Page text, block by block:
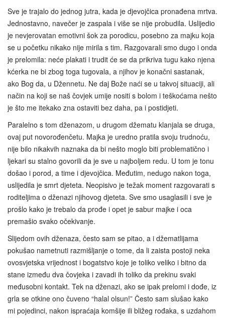
Sve je trajalo do jednog jutra, kada je djevojčica pronađena mrtva.
Jednostavno, navečer je zaspala i više se nije probudila. Uslijedio
je nevjerovatan emotivni šok za porodicu, posebno za majku koja
se u početku nikako nije mirila s tim. Razgovarali smo dugo i onda
je prelomila: neće plakati i trudit će se da prikriva tugu kako njena
kćerka ne bi zbog toga tugovala, a njihov je konačni sastanak,
ako Bog da, u Džennetu. Ne daj Bože naći se u takvoj situaciji, ali
način na koji se naš čovjek umije nositi s bolom i teškoćama nešto
je što me itekako zna ostaviti bez daha, pa i postidjeti.
Paralelno s tom dženazom, u drugom džematu klanjala se druga,
ovaj put novorođenčetu. Majka je uredno pratila svoju trudnoću,
nije bilo nikakvih naznaka da bi nešto moglo biti problematično i
ljekari su stalno govorili da je sve u najboljem redu. U tom je tonu
došao i porod, a time i djevojčica. Međutim, nedugo nakon toga,
uslijedila je smrt djeteta. Neopisivo je težak moment razgovarati s
roditeljima o dženazi njihovog djeteta. Sve smo usaglasili i sve je
prošlo kako je trebalo da prođe i opet je sabur majke i oca
premašio svako očekivanje.
Slijedom ovih dženaza, često sam se pitao, a i džematlijama
pokušao nametnuti razmišljanje o tome, da li zaista postoji neka
ovosvjetska vrijednost i bogatstvo koje je toliko veliko i bitno da
stane između dva čovjeka i zavadi ih toliko da prekinu svaki
međusobni kontakt. Tek na dženazi, ako se ipak prelomi i dođe, iz
grla se otkine ono čuveno “halal olsun!” Često sam slušao kako
mi pojedinci, nakon ispraćaja komšije ili bližeg rođaka, s uzdahom